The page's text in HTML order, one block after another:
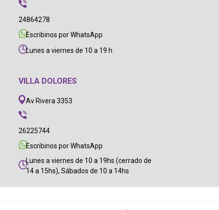
24864278
Escribinos por WhatsApp
Lunes a viernes de 10 a 19 h
VILLA DOLORES
Av Rivera 3353
26225744
Escribinos por WhatsApp
Lunes a viernes de 10 a 19hs (cerrado de
14 a 15hs), Sábados de 10 a 14hs